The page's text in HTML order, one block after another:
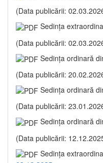
(Data publicării:
Sedinţa
(Data publicării:
Sedinţa ordinară
(Data publicării:
Sedinţa ordinară
(Data publicării:
Sedinţa ordinară
(Data publicării:
Sedinţa